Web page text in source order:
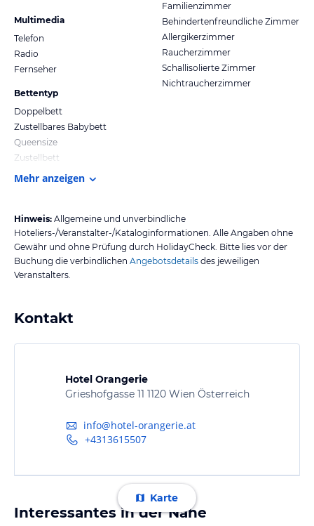
Multimedia
Telefon
Radio
Fernseher
Bettentyp
Doppelbett
Zustellbares Babybett
Queensize
Zustellbett
Familienzimmer
Behindertenfreundliche Zimmer
Allergikerzimmer
Raucherzimmer
Schallisolierte Zimmer
Nichtraucherzimmer
Mehr anzeigen
Hinweis: Allgemeine und unverbindliche
Hoteliers-/Veranstalter-/Kataloginformationen. Alle Angaben ohne
Gewähr und ohne Prüfung durch HolidayCheck. Bitte lies vor der
Buchung die verbindlichen Angebotsdetails des jeweiligen
Veranstalters.
Kontakt
Hotel Orangerie
Grieshofgasse 11 1120 Wien Österreich
info@hotel-orangerie.at
+4313615507
Karte
Interessantes in der Nähe